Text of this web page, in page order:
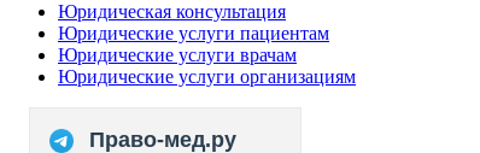
Юридическая консультация
Юридические услуги пациентам
Юридические услуги врачам
Юридические услуги организациям
Право-мед.ру